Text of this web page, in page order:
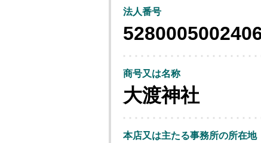
法人番号
商号又は名称
大渡神社
本店又は主たる事務所の所在地